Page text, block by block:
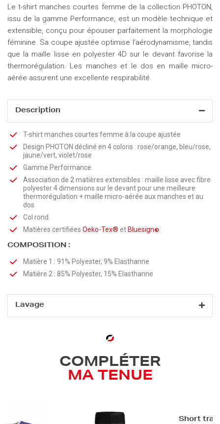
Le t-shirt manches courtes femme de la collection PHOTON,
issu de la gamme Performance, est un modèle technique et
extensible, conçu pour épouser parfaitement la morphologie
féminine. Sa coupe ajustée optimise l’aérodynamisme, tandis
que la maille lisse en polyester 4D sur le devant favorise la
thermorégulation. Les manches et le dos en maille micro-
aérée assurent une excellente respirabilité.
Description
T-shirt manches courtes femme à la coupe ajustée
Design PHOTON décliné en 4 coloris : rose/orange, bleu/rose,
jaune/vert, violet/rose
Gamme Performance
Association de 2 matières extensibles : maille lisse avec fibre
polyester 4 dimensions sur le devant pour une meilleure
thermorégulation + maille micro-aérée aux manches et au
dos
Col rond
Matières certifiées Oeko-Tex® et Bluesign®
COMPOSITION :
Matière 1 : 91% Polyester, 9% Elasthanne
Matière 2 : 85% Polyester, 15% Elasthanne
Lavage
COMPLÉTER
MA TENUE
Short trail femme
Débardeur